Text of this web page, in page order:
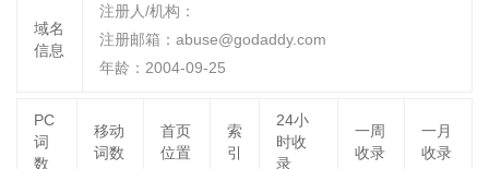
域名
信息
注册人/机构：
注册邮箱：abuse@godaddy.com
年龄：2004-09-25
PC
词
数
移动
词数
首页
位置
索
引
24小
时收
录
一周
收录
一月
收录